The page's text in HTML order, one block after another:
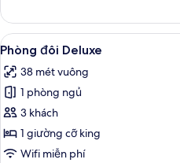
Phòng
Xem
tất
cả
ảnh
Phòng
đôi
Deluxe
6
Phòng đôi Deluxe
38 mét vuông
1 phòng ngủ
3 khách
1 giường cỡ king
Wifi miễn phí